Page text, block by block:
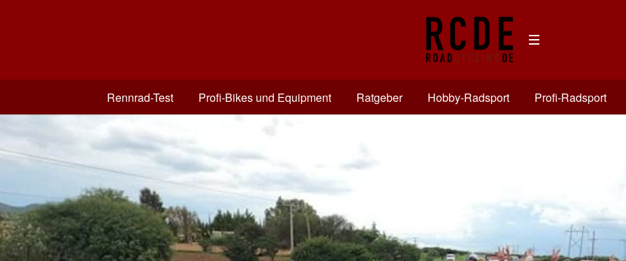
Rennrad-Test Profi-Bikes und Equipment Ratgeber Hobby-Radsport Profi-Radsport